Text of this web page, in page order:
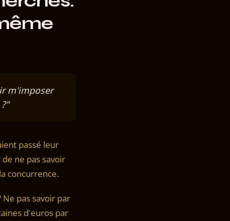
m'imposer
passé leur
ne pas savoir
concurrence.
pas savoir par
d'euros par